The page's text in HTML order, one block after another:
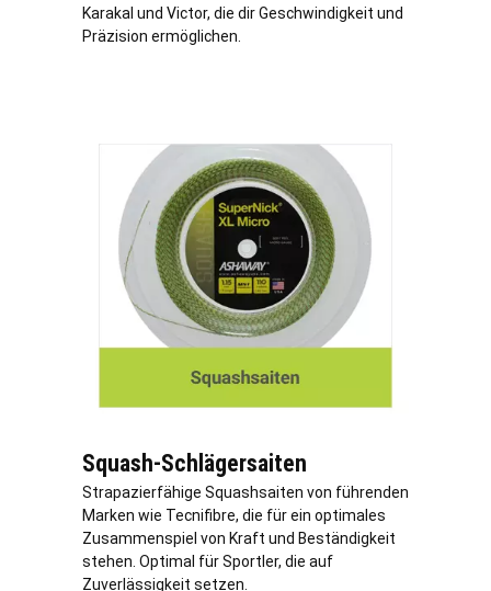
Karakal und Victor, die dir Geschwindigkeit und
Präzision ermöglichen.
Squash-Schlägersaiten
Strapazierfähige Squashsaiten von führenden
Marken wie Tecnifibre, die für ein optimales
Zusammenspiel von Kraft und Beständigkeit
stehen. Optimal für Sportler, die auf
Zuverlässigkeit setzen.